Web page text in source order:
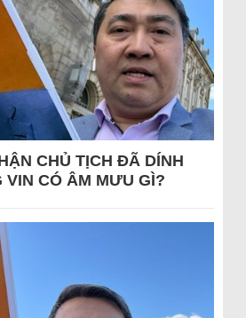
CHỦ TỊCH ĐÃ DÍNH
VIN CÓ ÂM MƯU GÌ?